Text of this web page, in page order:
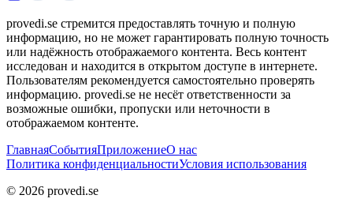
provedi.se стремится предоставлять точную и полную
информацию, но не может гарантировать полную точность
или надёжность отображаемого контента. Весь контент
исследован и находится в открытом доступе в интернете.
Пользователям рекомендуется самостоятельно проверять
информацию. provedi.se не несёт ответственности за
возможные ошибки, пропуски или неточности в
отображаемом контенте.
ГлавнаяСобытияПриложениеО нас
Политика конфиденциальностиУсловия использования
© 2026 provedi.se